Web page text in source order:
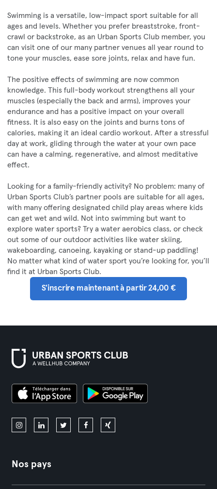
Swimming is a versatile, low-impact sport suitable for all
ages and levels. Whether you prefer breaststroke, front-
crawl or backstroke, as an Urban Sports Club member, you
can visit one of our many partner venues all year round to
tone your muscles, ease sore joints, relax and have fun.
The positive effects of swimming are now common
knowledge. This full-body workout strengthens all your
muscles (especially the back and arms), improves your
endurance and has a positive impact on your overall
fitness. It is also easy on the joints and burns tons of
calories, making it an ideal cardio workout. After a stressful
day at work, gliding through the water at your own pace
can have a calming, regenerative, and almost meditative
effect.
Looking for a family-friendly activity? No problem: many of
Urban Sports Club’s partner pools are suitable for all ages,
with many offering designated child play areas where kids
can get wet and wild. Not into swimming but want to
explore water sports? Try a water aerobics class, or check
out some of our outdoor activities like water skiing,
wakeboarding, canoeing, kayaking or stand-up paddling!
No matter what kind of water sport you’re looking for, you’ll
find it at Urban Sports Club.
S'inscrire maintenant à partir 24,00 €
Nos pays